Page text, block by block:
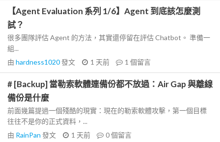
【Agent Evaluation 系列 1/6】Agent 到底該怎麼測
試？
很多團隊評估 Agent 的方法，其實還停留在評估 Chatbot。 準備一
組...
由 hardness1020發文 1 天前 1 個留言
# [Backup] 當勒索軟體連備份都不放過：Air Gap 與離線
備份是什麼
前面幾篇提過一個殘酷的現實：現在的勒索軟體攻擊，第一個目標
往往不是你的正式資料，...
由 RainPan 發文 1 天前 0個留言